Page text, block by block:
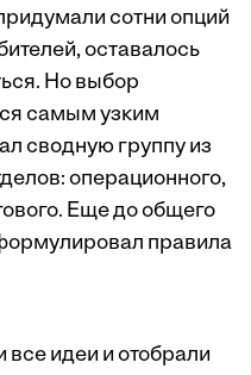
сотни опций
оставалось
Но выбор
самым узким
сводную группу из
операционного,
Еще до общего
правила
все идеи и отобрали